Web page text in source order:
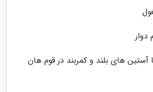
دوار
های بلند و کمربند در قوم هان